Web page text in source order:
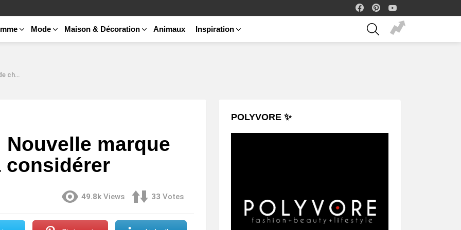
facebook
Mode Maison & Décoration Animaux Inspiration
SEARCH
marque
considérer
49.8k Views 33 Votes
POLYVORE ✨